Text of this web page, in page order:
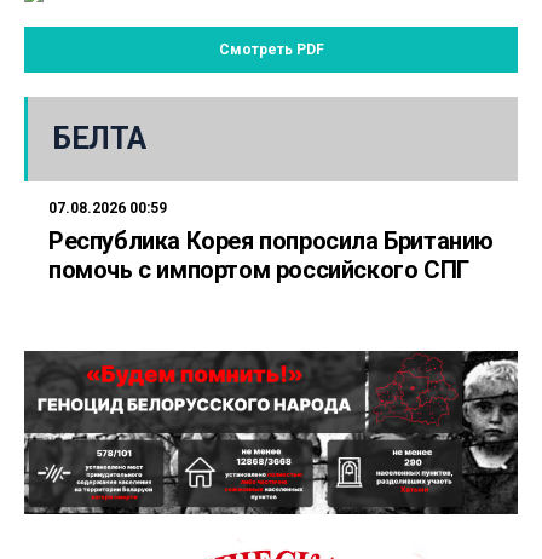
Смотреть PDF
БЕЛТА
07.08.2026 00:59
Республика Корея попросила Британию
помочь с импортом российского СПГ